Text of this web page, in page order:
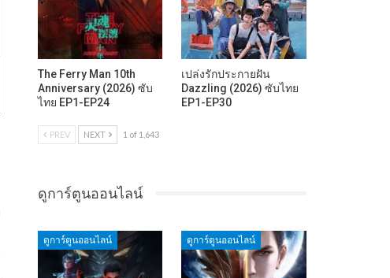
The Ferry Man 10th
Anniversary (2026) ซับ
ไทย EP1-EP24
เปล่งรักประกายฝัน
Dazzling (2026) ซับไทย
EP1-EP30
PREV NEXT 1 of 1,643
ดูการ์ตูนออนไลน์
ดูการ์ตูนออนไลน์ ดูการ์ตูนออนไลน์